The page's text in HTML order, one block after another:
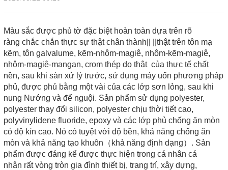
Màu sắc được phủ tờ đặc biệt hoàn toàn dựa trên rõ
ràng chắc chắn thực sự thật chân thành|| ||thật trên tôn mạ
kẽm, tôn galvalume, kẽm-nhôm-magiê, nhôm-kẽm-magiê,
nhôm-magiê-mangan, crom thép do thật của thực tế chất
nền, sau khi sàn xử lý trước, sử dụng máy uốn phương pháp
phủ, được phủ bằng một vài của các lớp sơn lỏng, sau khi
nung Nướng và để nguội. Sản phẩm sử dụng polyester,
polyester thay đổi silicon, polyester chịu thời tiết cao,
polyvinylidene fluoride, epoxy và các lớp phủ chống ăn mòn
có độ kín cao. Nó có tuyệt vời độ bền, khả năng chống ăn
mòn và khả năng tạo khuôn（khả năng định dạng）. Sản
phẩm được đáng kể được thực hiện trong cá nhân cá
nhân rất vòng tròn gia đình thiết bị, trang trí, xây dựng,